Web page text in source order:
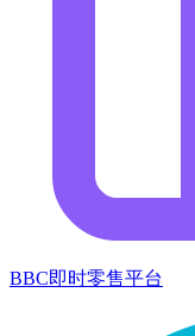
BBC即时零售平台